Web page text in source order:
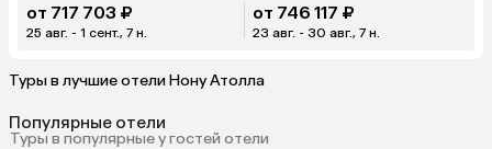
от 717 703 ₽
25 авг. - 1 сент., 7 н.
от 746 117 ₽
23 авг. - 30 авг., 7 н.
Туры в лучшие отели Нону Атолла
Популярные отели
Туры в популярные у гостей отели